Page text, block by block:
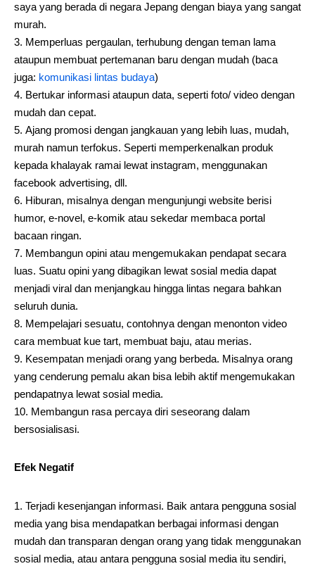
saya yang berada di negara Jepang dengan biaya yang sangat
murah.
Memperluas pergaulan, terhubung dengan teman lama
ataupun membuat pertemanan baru dengan mudah (baca
juga: komunikasi lintas budaya)
Bertukar informasi ataupun data, seperti foto/ video dengan
mudah dan cepat.
Ajang promosi dengan jangkauan yang lebih luas, mudah,
murah namun terfokus. Seperti memperkenalkan produk
kepada khalayak ramai lewat instagram, menggunakan
facebook advertising, dll.
Hiburan, misalnya dengan mengunjungi website berisi
humor, e-novel, e-komik atau sekedar membaca portal
bacaan ringan.
Membangun opini atau mengemukakan pendapat secara
luas. Suatu opini yang dibagikan lewat sosial media dapat
menjadi viral dan menjangkau hingga lintas negara bahkan
seluruh dunia.
Mempelajari sesuatu, contohnya dengan menonton video
cara membuat kue tart, membuat baju, atau merias.
Kesempatan menjadi orang yang berbeda. Misalnya orang
yang cenderung pemalu akan bisa lebih aktif mengemukakan
pendapatnya lewat sosial media.
Membangun rasa percaya diri seseorang dalam
bersosialisasi.
Efek Negatif
Terjadi kesenjangan informasi. Baik antara pengguna sosial
media yang bisa mendapatkan berbagai informasi dengan
mudah dan transparan dengan orang yang tidak menggunakan
sosial media, atau antara pengguna sosial media itu sendiri,